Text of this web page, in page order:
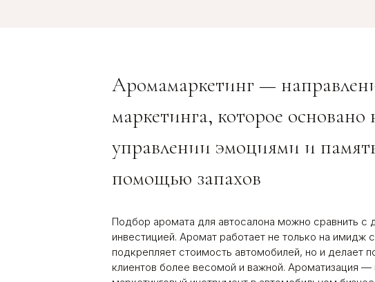
Аромамаркетинг —
маркетинга, которое основано
управлении эмоциями и
помощью запахов
Подбор аромата для автосалона можно сравнить с
инвестицией. Аромат работает не только на имидж
подкрепляет стоимость автомобилей, но и делает
клиентов более весомой и важной. Ароматизация